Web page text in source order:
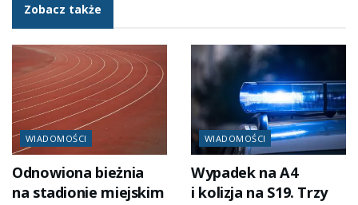
Zobacz także
WIADOMOŚCI
Odnowiona bieżnia
na stadionie miejskim
WIADOMOŚCI
Wypadek na A4
i kolizja na S19. Trzy